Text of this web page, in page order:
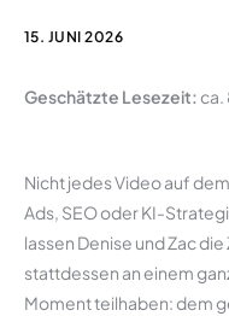
15. JUNI 2026
Geschätzte Lesezeit:ca.
Nicht jedes Video auf
Ads, SEO oder KI-
lassen Denise und Zac
stattdessen an einem
Moment teilhaben: dem